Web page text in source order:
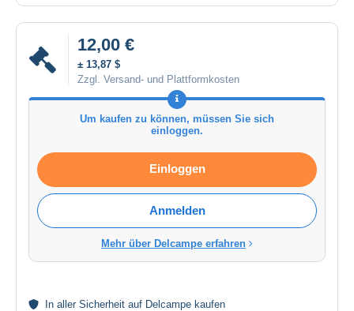
12,00 €
± 13,87 $
Zzgl. Versand- und Plattformkosten
Um kaufen zu können, müssen Sie sich
einloggen.
Einloggen
Anmelden
Mehr über Delcampe erfahren
In aller Sicherheit auf Delcampe kaufen